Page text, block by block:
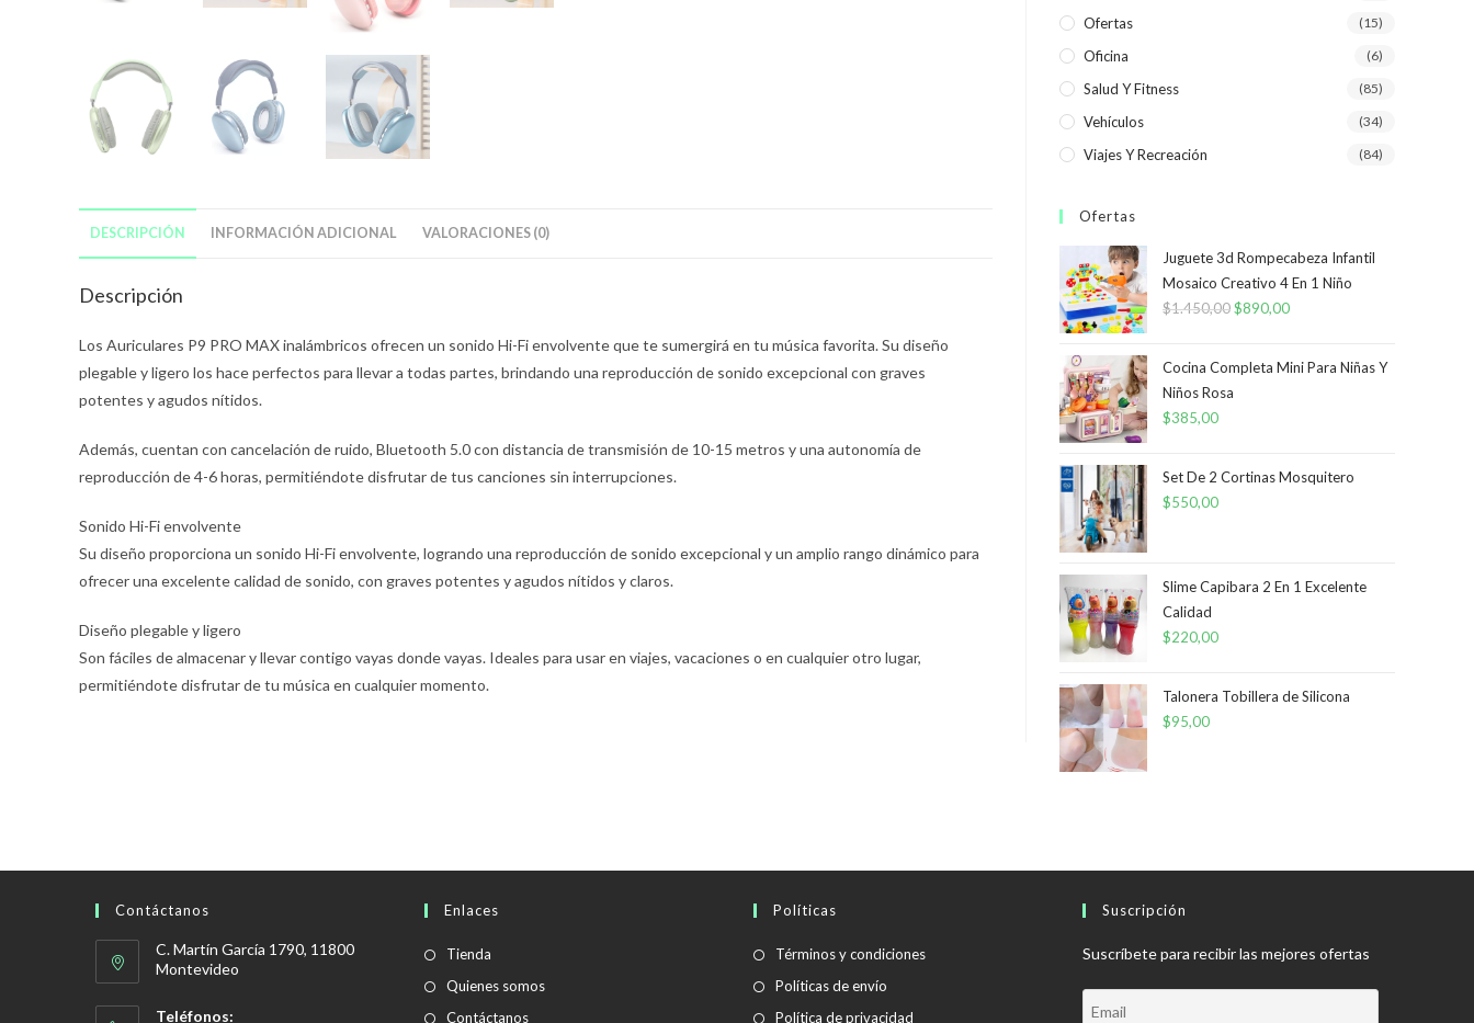
DESCRIPCIÓN INFORMACIÓN ADICIONAL VALORACIONES (0)
Descripción
Los Auriculares P9 PRO MAX inalámbricos ofrecen un sonido Hi-Fi envolvente que te sumergirá en tu música favorita. Su diseño
plegable y ligero los hace perfectos para llevar a todas partes, brindando una reproducción de sonido excepcional con graves
potentes y agudos nítidos.
Además, cuentan con cancelación de ruido, Bluetooth 5.0 con distancia de transmisión de 10-15 metros y una autonomía de
reproducción de 4-6 horas, permitiéndote disfrutar de tus canciones sin interrupciones.
Sonido Hi-Fi envolvente
Su diseño proporciona un sonido Hi-Fi envolvente, logrando una reproducción de sonido excepcional y un amplio rango dinámico para
ofrecer una excelente calidad de sonido, con graves potentes y agudos nítidos y claros.
Diseño plegable y ligero
Son fáciles de almacenar y llevar contigo vayas donde vayas. Ideales para usar en viajes, vacaciones o en cualquier otro lugar,
permitiéndote disfrutar de tu música en cualquier momento.
Ofertas (15)
Oficina (6)
Salud Y Fitness (85)
Vehículos (34)
Viajes Y Recreación (84)
Ofertas
Juguete 3d Rompecabeza Infantil
Mosaico Creativo 4 En 1 Niño
$1.450,00El
original
$890,00El
actual
Cocina Completa Mini Para Niñas Y
Niños Rosa
$385,00
Set De 2 Cortinas Mosquitero
$550,00
Slime Capibara 2 En 1 Excelente
Calidad
$220,00
Talonera Tobillera de Silicona
$95,00
Contáctanos
C. Martín García 1790, 11800
Montevideo
Teléfonos:
Enlaces
Tienda
Quienes somos
Contáctanos
Políticas
Términos y condicionesSe
Políticas de envío
abre
Política de privacidad
Suscripción
Suscríbete para recibir las mejores ofertas